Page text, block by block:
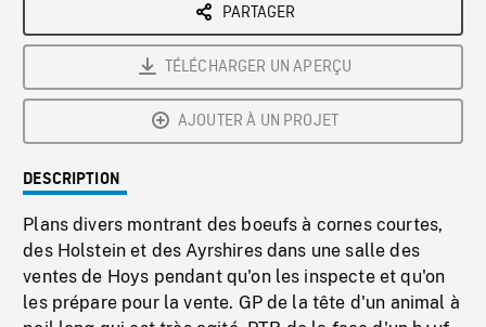
PARTAGER
TÉLÉCHARGER UN APERÇU
AJOUTER À UN PROJET
DESCRIPTION
Plans divers montrant des boeufs à cornes courtes,
des Holstein et des Ayrshires dans une salle des
ventes de Hoys pendant qu'on les inspecte et qu'on
les prépare pour la vente. GP de la tête d'un animal à